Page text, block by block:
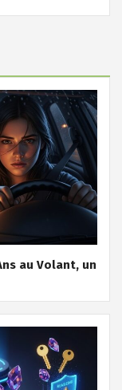
au Volant, un